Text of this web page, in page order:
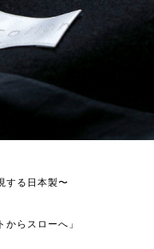
する日本製〜
からスローへ」